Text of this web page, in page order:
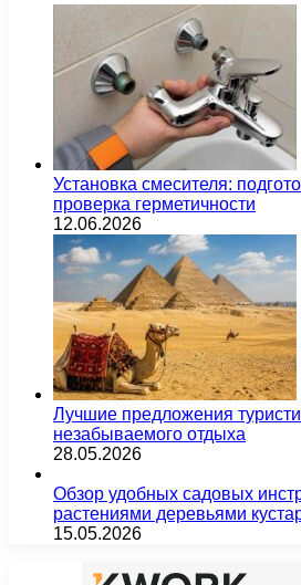
Установка смесителя:
проверка герметичности
12.06.2026
Лучшие предложения
незабываемого отдыха
28.05.2026
Обзор удобных садовых
растениями деревьями
15.05.2026